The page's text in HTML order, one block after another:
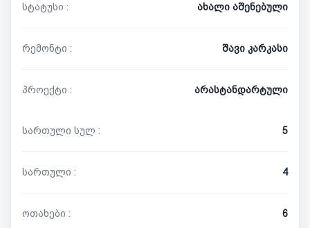
სტატუსი : ახალი აშენებული
რემონტი : შავი კარკასი
პროექტი : არასტანდარტული
სართული სულ : 5
სართული : 4
ოთახები : 6